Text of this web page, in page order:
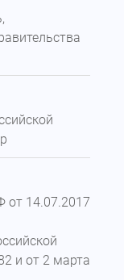
от 14.07.2017
и от 2 марта